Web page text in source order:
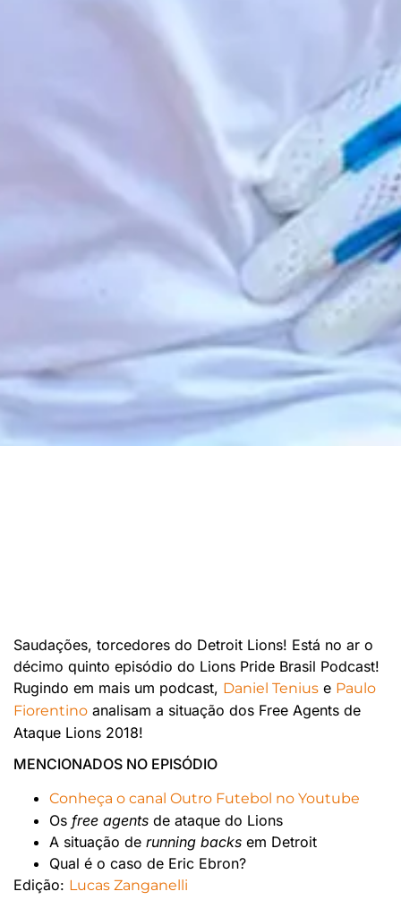
Saudações, torcedores do Detroit Lions! Está no ar o
décimo quinto episódio do Lions Pride Brasil Podcast!
Rugindo em mais um podcast, Daniel Tenius e Paulo
Fiorentino analisam a situação dos Free Agents de
Ataque Lions 2018!
MENCIONADOS NO EPISÓDIO
Conheça o canal Outro Futebol no Youtube
Os free agents de ataque do Lions
A situação de running backs em Detroit
Qual é o caso de Eric Ebron?
Edição: Lucas Zanganelli